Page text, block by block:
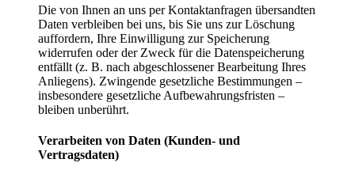
Die von Ihnen an uns per Kontaktanfragen übersandten
Daten verbleiben bei uns, bis Sie uns zur Löschung
auffordern, Ihre Einwilligung zur Speicherung
widerrufen oder der Zweck für die Datenspeicherung
entfällt (z. B. nach abgeschlossener Bearbeitung Ihres
Anliegens). Zwingende gesetzliche Bestimmungen –
insbesondere gesetzliche Aufbewahrungsfristen –
bleiben unberührt.
Verarbeiten von Daten (Kunden- und
Vertragsdaten)